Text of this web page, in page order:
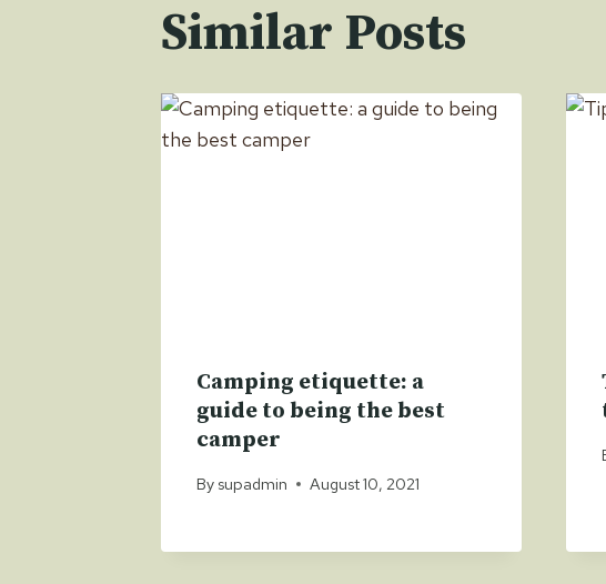
Similar Posts
Camping etiquette: a
guide to being the best
camper
By supadmin August 10, 2021